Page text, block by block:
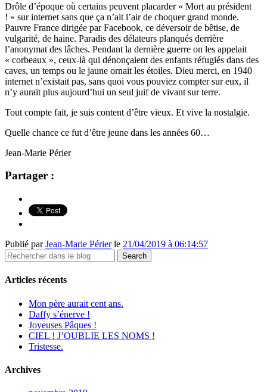
Drôle d’époque où certains peuvent placarder « Mort au président
! » sur internet sans que ça n’ait l’air de choquer grand monde.
Pauvre France dirigée parFacebook, ce déversoir de bêtise, de
vulgarité, de haine. Paradis des délateurs planqués derrière
l’anonymat des lâches. Pendant la dernière guerre on les appelait
« corbeaux », ceux-là qui dénonçaient des enfants réfugiés dans des
caves, un temps ou le jaune ornait les étoiles. Dieu merci, en 1940
internet n’existait pas, sans quoi vous pouviez compter sur eux, il
n’y aurait plus aujourd’hui un seul juif de vivant sur terre.
Tout compte fait, je suis content d’être vieux. Et vive la nostalgie.
Quelle chance ce fut d’être jeune dans les années 60…
Jean-Marie Périer
Partager :
Publié parJean-Marie Périerle 21/04/2019 à 06:14:57
Articles récents
Mon père aurait cent ans.
Daffy s’énerve !
Joyeuses Pâques !
CIEL ! J’OUBLIE LES NOMS !
Tristesse.
Archives